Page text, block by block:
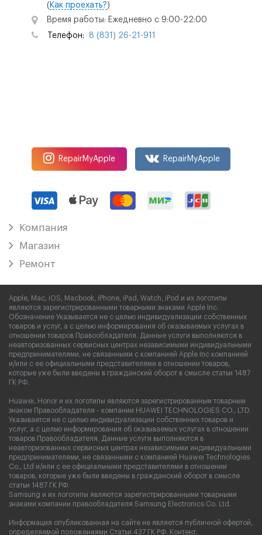
( Как проехать?)
Время работы: Ежедневно с 9:00-22:00
Телефон: 8 (831) 26-21-911
RepairMyApple RepairMyApple
Компания
Магазин
Ремонт
Apple, Mac, iOS, Macbook, iPhone, iPad, Watch, iPod и их логотипы
являются зарегистрированными товарными знаками Apple Inc.
Обозначение Указывается не с целью индивидуализации собственных
товаров и услуг, а с целью информирования об оказываемых услугах в
отношении товаров Правообладателя. Данные услуги выполняются в
неавторизованных сервисных центрах независимыми индивидуальными
предпринимателями, не связанными с компанией Apple Inc компанией
и/или с ее официальными представителями в отношении товаров,
которые уже были введены в гражданский оборот в смысле статьи 1487
ГК РФ.
Huawei, Honor и их логотипы являются зарегистрированным товарным
знаком Правообладателя - компании HUAWEI TECHNOLOGIES CO., LTD.
Указывается не с целью индивидуализации собственных товаров и
услуг, а с целью информирования об оказываемых услугах в отношении
товаров Правообладателя. Данные услуги выполняются в
неавторизованных сервисных центрах независимыми индивидуальными
предпринимателями, не связанными с компанией Huawei Technologies
Co., Ltd и/или с ее официальными представителями в отношении
товаров, которые уже были введены в гражданский оборот в смысле
статьи 1487 ГК РФ.
Samsung и их логотипы являются зарегистрированными товарными
знаками компании правообладателя Samsung Electronics Co. Ltd.
Информация опубликованная на сайте не является публичной офертой,
определяемой положениями Статьи 437 ГК РФ. Контент,